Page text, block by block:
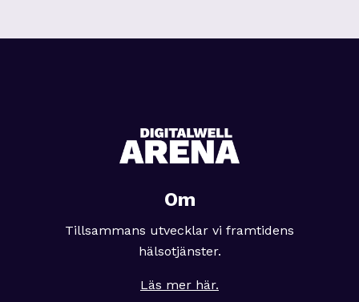
Om
Tillsammans utvecklar vi framtidens
hälsotjänster.
Läs mer här.